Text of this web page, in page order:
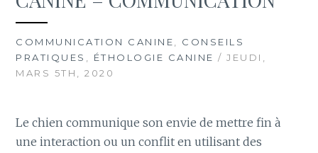
COMMUNICATION CANINE, CONSEILS
PRATIQUES , ÉTHOLOGIE CANINE / JEUDI,
MARS 5TH, 2020
Le chien communique son envie de mettre fin à
une interaction ou un conflit en utilisant des